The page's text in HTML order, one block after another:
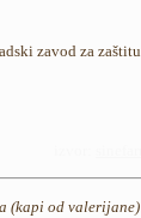
zavod za zaštitu
(kapi od valerijane)